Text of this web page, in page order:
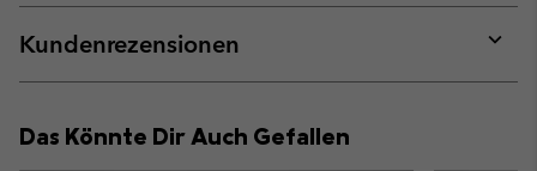
or
Kundenrezensionen
or
Das Könnte Dir Auch Gefallen